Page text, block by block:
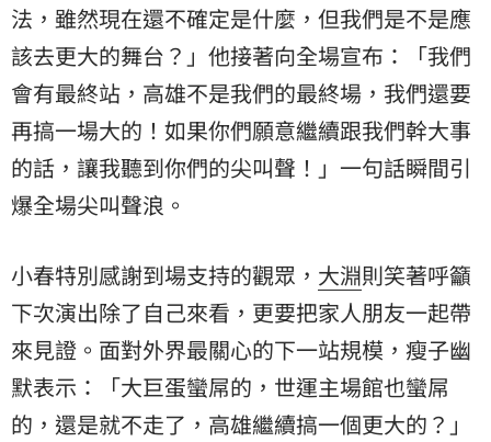
法，雖然現在還不確定是什麼，但我們是不是應
該去更大的舞台？」他接著向全場宣布：「我們
會有最終站，高雄不是我們的最終場，我們還要
再搞一場大的！如果你們願意繼續跟我們幹大事
的話，讓我聽到你們的尖叫聲！」一句話瞬間引
爆全場尖叫聲浪。
小春特別感謝到場支持的觀眾， 大淵則笑著呼籲
下次演出除了自己來看，更要把家人朋友一起帶
來見證。面對外界最關心的下一站規模，瘦子幽
默表示：「大巨蛋蠻屌的，世運主場館也蠻屌
的，還是就不走了，高雄繼續搞一個更大的？」